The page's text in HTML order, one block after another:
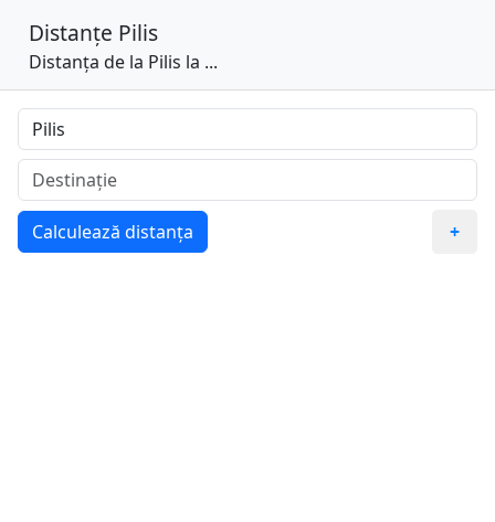
Distanțe Pilis
Distanța de la Pilis la ...
Calculează distanța +